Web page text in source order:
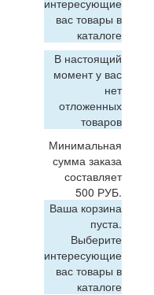
интересующие
вас товары в
каталоге
В настоящий
момент у вас
нет
отложенных
товаров
Минимальная
сумма заказа
составляет
500 РУБ.
Ваша корзина
пуста.
Выберите
интересующие
вас товары в
каталоге